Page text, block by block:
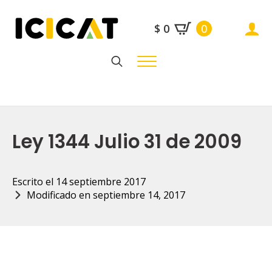
$ 0 0
Ley 1344 Julio 31 de 2009
Escrito el 14 septiembre 2017
Modificado en septiembre 14, 2017